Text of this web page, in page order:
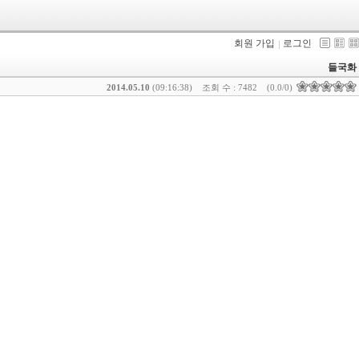
회원 가입 로그인
들국화
(0.0/0)
조회 수 : 7482
2014.05.10 (09:16:38)